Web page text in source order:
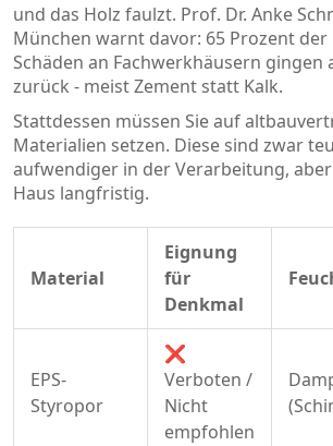
und das Holz faulzt. Prof. Dr. Anke
München warnt davor: 65 Prozent
Schäden an Fachwerkhäusern gingen
zurück - meist Zement statt Kalk.
Stattdessen müssen Sie auf
Materialien setzen. Diese sind zwar
aufwendiger in der Verarbeitung,
Haus langfristig.
Material
Eignung
für
Denkmal
EPS-
Styropor
❌
Verboten /
Nicht
empfohlen